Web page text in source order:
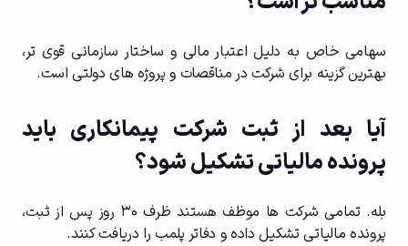
سهامی خاص به دلیل اعتبار مالی و ساختار سازمانی قوی تر،
بهترین گزینه برای شرکت در مناقصات و پروژه های دولتی است.
آیا بعد از ثبت شرکت پیمانکاری باید
پرونده مالیاتی تشکیل شود؟
بله. تمامی شرکت ها موظف هستند ظرف ۳۰ روز پس از ثبت،
پرونده مالیاتی تشکیل داده و دفاتر پلمب را دریافت کنند.